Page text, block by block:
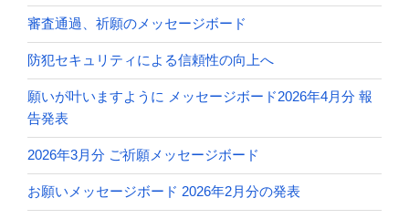
審査通過、祈願のメッセージボード
防犯セキュリティによる信頼性の向上へ
願いが叶いますように メッセージボード2026年4月分 報
告発表
2026年3月分 ご祈願メッセージボード
お願いメッセージボード 2026年2月分の発表